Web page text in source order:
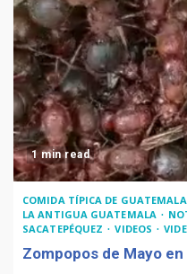
1 min read
COMIDA TÍPICA DE GUATEMALA
LA ANTIGUA GUATEMALA
SACATEPÉQUEZ
VIDEOS
Zompopos de Mayo